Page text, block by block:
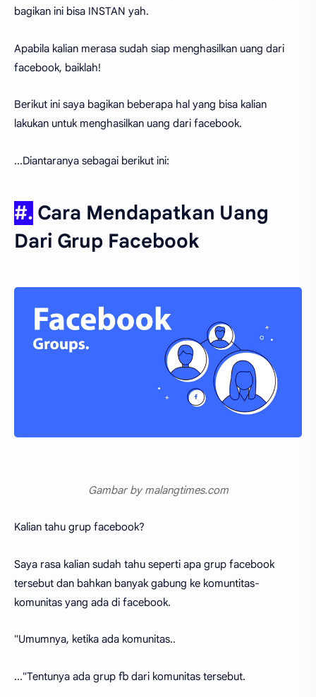
bagikan ini bisa INSTAN yah.
Apabila kalian merasa sudah siap menghasilkan uang dari
facebook, baiklah!
Berikut ini saya bagikan beberapa hal yang bisa kalian
lakukan untuk menghasilkan uang dari facebook.
...Diantaranya sebagai berikut ini:
#. Cara Mendapatkan Uang
Dari Grup Facebook
Gambar by malangtimes.com
Kalian tahu grup facebook?
Saya rasa kalian sudah tahu seperti apa grup facebook
tersebut dan bahkan banyak gabung ke komuntitas-
komunitas yang ada di facebook.
"Umumnya, ketika ada komunitas..
..."Tentunya ada grup fb dari komunitas tersebut.